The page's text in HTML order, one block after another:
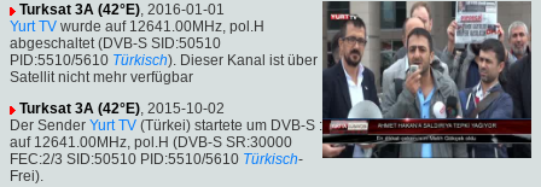
Turksat 3A (42°E), 2016-01-01
Yurt TV wurde auf 12641.00MHz, pol.H
abgeschaltet (DVB-S SID:50510
PID:5510/5610 Türkisch). Dieser Kanal ist über
Satellit nicht mehr verfügbar
Turksat 3A (42°E), 2015-10-02
Der Sender Yurt TV (Türkei) startete um DVB-S :
auf 12641.00MHz, pol.H (DVB-S SR:30000
FEC:2/3 SID:50510 PID:5510/5610 Türkisch-
Frei).